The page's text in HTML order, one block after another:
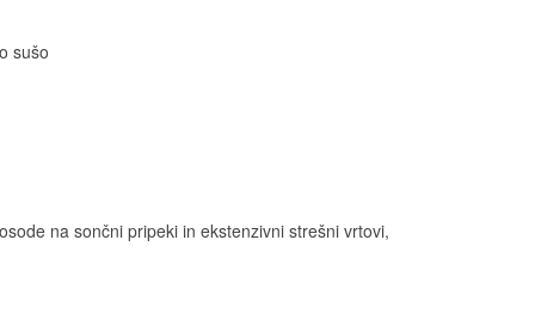
sušo
na sončni pripeki in ekstenzivni strešni vrtovi,